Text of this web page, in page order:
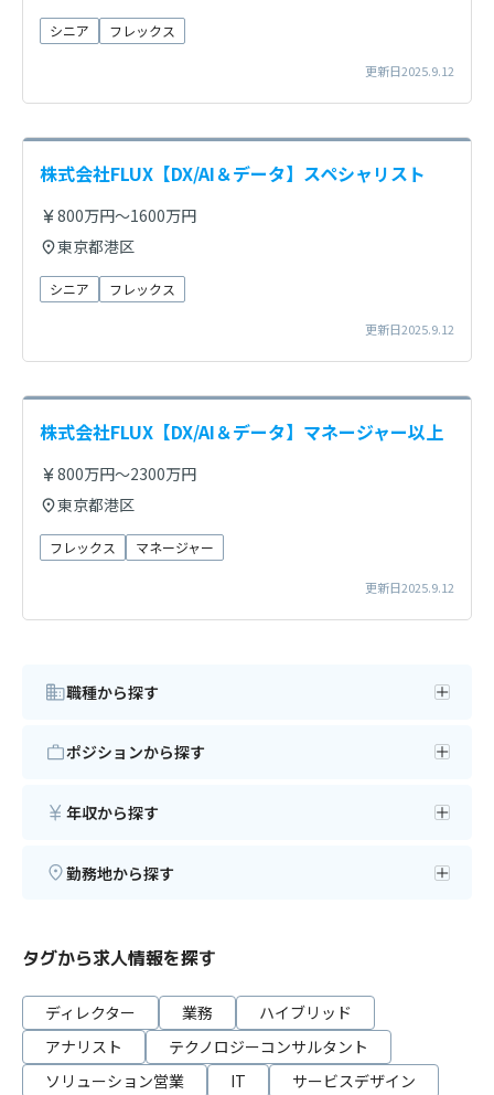
シニア フレックス
更新日2025.9.12
株式会社FLUX【DX/AI＆データ】スペシャリスト
800万円～1600万円
東京都港区
シニア フレックス
更新日2025.9.12
株式会社FLUX【DX/AI＆データ】マネージャー以上
800万円～2300万円
東京都港区
フレックス マネージャー
更新日2025.9.12
職種から探す
ポジションから探す
年収から探す
勤務地から探す
タグから求人情報を探す
ディレクター 業務
ハイブリッド
アナリスト
テクノロジーコンサルタント
ソリューション営業
IT
サービスデザイン